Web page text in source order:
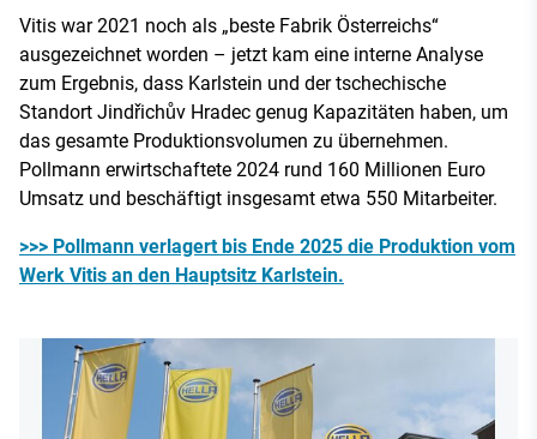
Vitis war 2021 noch als „beste Fabrik Österreichs“
ausgezeichnet worden – jetzt kam eine interne Analyse
zum Ergebnis, dass Karlstein und der tschechische
Standort Jindřichův Hradec genug Kapazitäten haben, um
das gesamte Produktionsvolumen zu übernehmen.
Pollmann erwirtschaftete 2024 rund 160 Millionen Euro
Umsatz und beschäftigt insgesamt etwa 550 Mitarbeiter.
>>> Pollmann verlagert bis Ende 2025 die Produktion vom
Werk Vitis an den Hauptsitz Karlstein.